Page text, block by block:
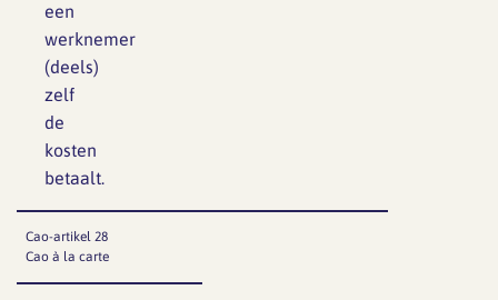
een
werknemer
(deels)
zelf
de
kosten
betaalt.
Cao-artikel 28
Cao à la carte